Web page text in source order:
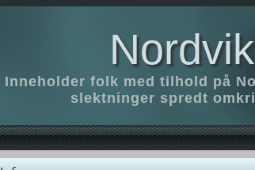
Inneholder folk med tilhold på
slektninger spredt